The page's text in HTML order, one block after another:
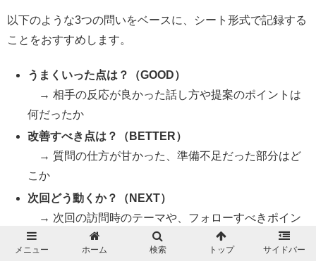
以下のような3つの問いをベースに、シート形式で記録する
ことをおすすめします。
うまくいった点は？（GOOD）
→ 相手の反応が良かった話し方や提案のポイントは
何だったか
改善すべき点は？（BETTER）
→ 質問の仕方が甘かった、準備不足だった部分はど
こか
次回どう動くか？（NEXT）
→ 次回の訪問時のテーマや、フォローすべきポイン
トの明文化
メニュー ホーム 検索 トップ サイドバー